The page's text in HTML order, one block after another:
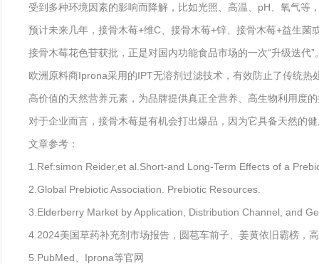
受到多种环境因素的影响而降解，比如光照、高温、pH、氧气等
预计未来几年，接骨木莓+维C、接骨木莓+锌、接骨木莓+益生菌
接骨木莓花色苷获批，正是对国内功能食品市场的一次“升级迭
欧洲原料商Iprona采用的IPT无溶剂过滤技术，有效防止了传统
高价值的天然营养元素，为品牌提供真正全营养、高生物利用度
对于企业而言，接骨木莓是有机会打出爆品，因为它具备天然的
文章参考：
1.Ref:simon Reider,et al.Short-and Long-Term Effects of a
2.Global Prebiotic Association. Prebiotic Resources.
3.Elderberry Market by Application, Distribution Channel, and
4.2024美国草药补充剂市场报告，圆苞车前子、姜黄依旧霸榜，
5.PubMed、Iprona等官网